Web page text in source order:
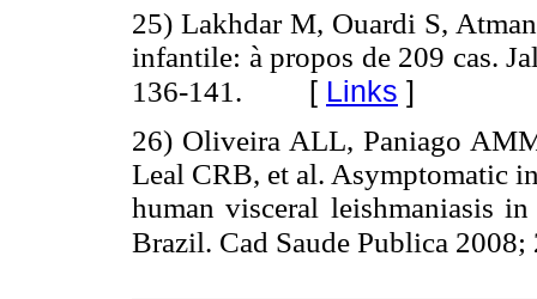
25) Lakhdar M, Ouardi S,
infantile: à propos de 209 cas.
136-141. [ Links ]
26) Oliveira ALL, Paniago
Leal CRB, et al. Asymptomatic
human visceral leishmaniasis
Brazil. Cad Saude Publica